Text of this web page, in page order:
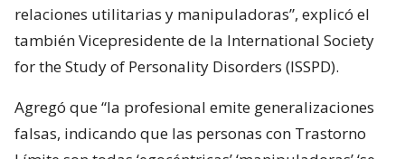
relaciones utilitarias y manipuladoras”, explicó el
también Vicepresidente de la International Society
for the Study of Personality Disorders (ISSPD).
Agregó que “la profesional emite generalizaciones
falsas, indicando que las personas con Trastorno